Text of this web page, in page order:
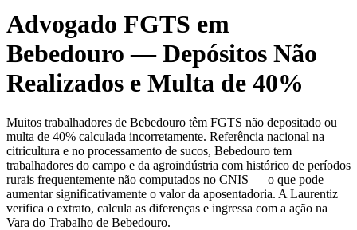
Advogado FGTS em
Bebedouro — Depósitos Não
Realizados e Multa de 40%
Muitos trabalhadores de Bebedouro têm FGTS não depositado ou
multa de 40% calculada incorretamente. Referência nacional na
citricultura e no processamento de sucos, Bebedouro tem
trabalhadores do campo e da agroindústria com histórico de períodos
rurais frequentemente não computados no CNIS — o que pode
aumentar significativamente o valor da aposentadoria. A Laurentiz
verifica o extrato, calcula as diferenças e ingressa com a ação na
Vara do Trabalho de Bebedouro.